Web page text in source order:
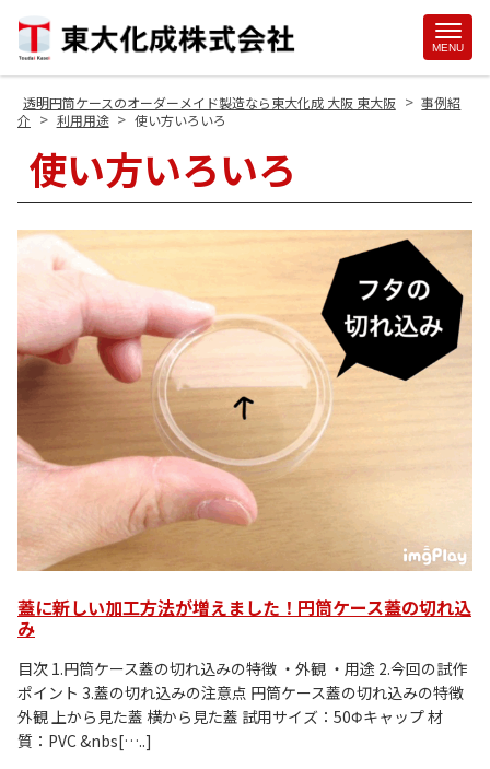
MENU
透明円筒ケースのオーダーメイド製造なら東大化成 大阪 東大阪 > 事例紹
介 > 利用用途 > 使い方いろいろ
使い方いろいろ
蓋に新しい加工方法が増えました！円筒ケース蓋の切れ込
み
目次 1.円筒ケース蓋の切れ込みの特徴 ・外観 ・用途 2.今回の試作
ポイント 3.蓋の切れ込みの注意点 円筒ケース蓋の切れ込みの特徴
外観 上から見た蓋 横から見た蓋 試用サイズ：50Φキャップ 材
質：PVC &nbs[…..]
Site
Footer